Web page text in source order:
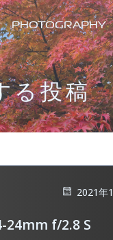
PHOTOGRAPHY
る投稿
2021年
24mm f/2.8 S